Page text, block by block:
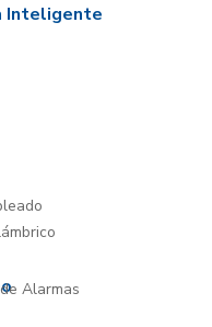
Inteligente
Alarmas